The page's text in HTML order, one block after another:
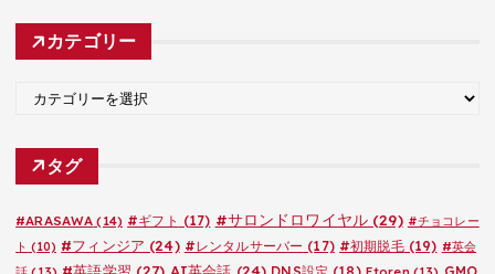
カ
カテゴリー
ゴ
タグ
#ARASAWA (14) #ギフト (17) #サロンドロワイヤル(29) #チョコレー
ト (10) #フィンジア (24) #レンタルサーバー (17) #初期脱毛(19) #英会
#英語学習 (27) AI英会話 (24)